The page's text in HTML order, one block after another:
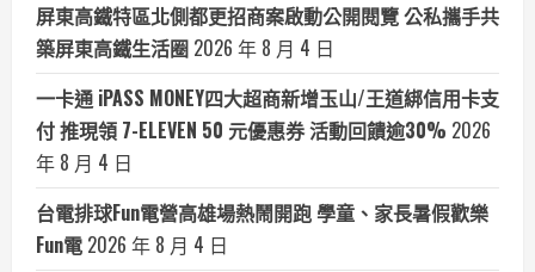
屏東高鐵特區北側都更招商案啟動公開閱覽 公私攜手共
築屏東高鐵生活圈 2026 年 8 月 4 日
一卡通 iPASS MONEY四大超商新增玉山/王道綁信用卡支
付 推現領 7-ELEVEN 50 元優惠券 活動回饋逾30% 2026
年 8 月 4 日
台電排球Fun電營高雄場熱鬧開跑 學童、家長暑假歡樂
Fun電 2026 年 8 月 4 日